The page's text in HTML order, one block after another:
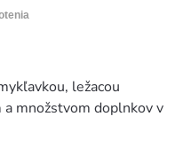
ležacou
množstvom doplnkov v